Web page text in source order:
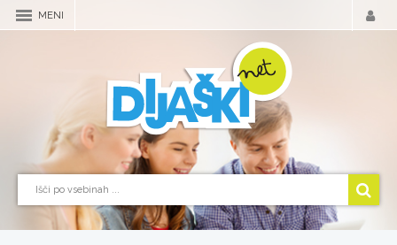
MENI